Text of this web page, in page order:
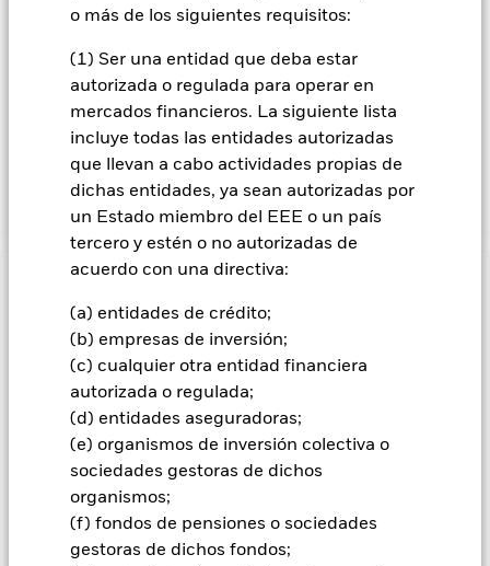
o más de los siguientes requisitos:
(1) Ser una entidad que deba estar
autorizada o regulada para operar en
mercados financieros. La siguiente lista
incluye todas las entidades autorizadas
que llevan a cabo actividades propias de
dichas entidades, ya sean autorizadas por
un Estado miembro del EEE o un país
tercero y estén o no autorizadas de
acuerdo con una directiva:
(a) entidades de crédito;
(b) empresas de inversión;
(c) cualquier otra entidad financiera
autorizada o regulada;
(d) entidades aseguradoras;
(e) organismos de inversión colectiva o
sociedades gestoras de dichos
organismos;
(f) fondos de pensiones o sociedades
gestoras de dichos fondos;
El Fondo tiene por objetivo obtener una rentabilidad de su
capital y rendimientos de los activos del Fondo, que refleja la
rentabilidad del mercado de renta variable de Japón. El
cotizados o negociados en mercados regulados de Japón. La
rentabilidad del Fondo se comparará con la rentabilidad de
un índice, que en principio será el Índice MSCI Japan Index
(con dividendos netos), el índice de referencia del Fondo.
de las inversiones y los ingresos derivados de ellas pueden
subir o bajar, y no están garantizados. Es posible que los
inversores no recuperen la cantidad invertida originalmente.
Todas las inversiones financieras conllevan un cierto riesgo.
Por consiguiente, el valor de su inversión y los rendimientos
generados por ella variarán y no puede garantizarse la
cantidad de su inversión inicial. El fondo invierte en un
importante porcentaje de activos denominados en otras
monedas; por consiguiente, la variación de los tipos de
cambio relevantes pueden afectar al valor de la inversión. El
riesgo de inversión se concentra en ciertos mercados, países,
divisas o empresas. Ello significa que el Fondo es más